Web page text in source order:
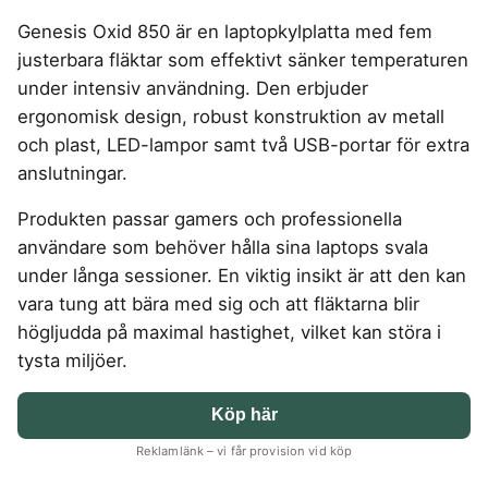
HUSHÅLLSAPPARATER
Robotdammsugare
Skaftdammsugare
Steamer
Strykjärn
KÖK
Airfryer
Brödrost
Elektrisk
Pizzaugn
Elvisp
Gjutjärnsgryta
Glassmaskin
Kaffemaskin
Knivslip
Kockkniv
Pizzaugn
Gasol
Skärbräda
Smashjärn
Stekbord
GAMING
Gaming Dator
Gaming Headset
Gaming hörlursställ
Gaming Laptop
Gaming router
Gaming Skärm
Gaming Tangentbord
Gamingbord
Gamingmus
Gamingstol
Trådlösa Gaming Hörlurar
VR Headset
LJUD & BILD
Bluetooth högtalare
Trådlösa hörlurar
TV 50 tum
FÖRSÄKRINGAR
Hundförsäkring
Kattförsäkring
MEDIA & TELEKOM
Bredband
Mobilt bredband
TV Abonnemang
Rödljusterapi
Skäggtrimmer
Toriska linser
ACCESSOARER
Solglasögon
Ashwagandha
Berberine
C vitamin
Kollagen
Kosttillskott klimakteriet
Magnesium
NAD
NMN
Omega 3
Probiotika
Testosteron tillskott
5-manna tält
6-manna tält
Abborrespö
Familjetält
Jaktkängor
Campingbord
Pop-up tält
Taktält
Tält
Tält budget
Vandringsbyxor
Vandringskängor
dam
Vandringsskor
dam
SPORT
Driver
Golfklocka
Golfset
Träningsklocka dam
Cykelhjälm barn
GPS Klocka barn
UTELEK & AKTIVITETER
Berg studsmatta
Gungställning
Liten studsmatta
Nedgrävd studsmatta
Oval studsmatta
Rektangulär studsmatta
Stor studsmatta
Studsmatta
Laddbox
Konsumentvägledning
Genesis Oxid 850 är en laptopkylplatta med fem
justerbara fläktar som effektivt sänker temperaturen
under intensiv användning. Den erbjuder
ergonomisk design, robust konstruktion av metall
och plast, LED-lampor samt två USB-portar för extra
anslutningar.
Produkten passar gamers och professionella
användare som behöver hålla sina laptops svala
under långa sessioner. En viktig insikt är att den kan
vara tung att bära med sig och att fläktarna blir
högljudda på maximal hastighet, vilket kan störa i
tysta miljöer.
Köp här
Reklamlänk – vi får provision vid köp